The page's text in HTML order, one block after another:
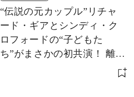
“伝説の元カップル”リチャ
ード・ギアとシンディ・ク
ロフォードの“子どもた
ち”がまさかの初共演！ 離婚
から約30年、次世代スター